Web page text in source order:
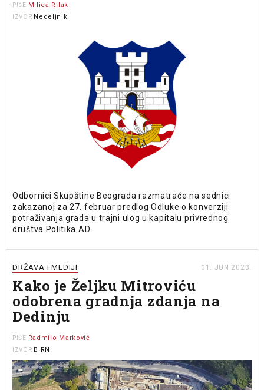
PIŠE Milica Rilak
IZVOR Nedeljnik
Odbornici Skupštine Beograda razmatraće na sednici
zakazanoj za 27. februar predlog Odluke o konverziji
potraživanja grada u trajni ulog u kapitalu privrednog
društva Politika AD.
DRŽAVA I MEDIJI 01. JUN 2023.
Kako je Željku Mitroviću
odobrena gradnja zdanja na
Dedinju
PIŠE Radmilo Marković
IZVOR BIRN